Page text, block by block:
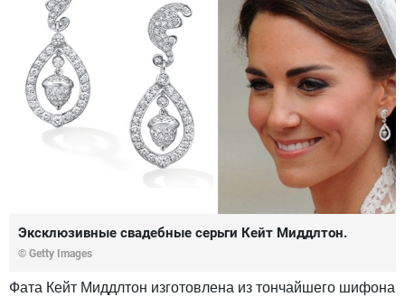
Эксклюзивные свадебные серьги Кейт Миддлтон.
© Getty Images
Фата Кейт Миддлтон изготовлена из тончайшего шифона